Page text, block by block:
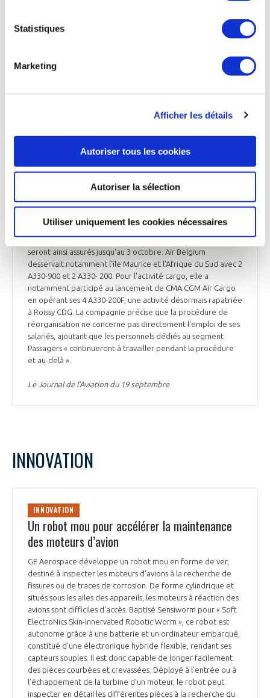
Statistiques
Marketing
Afficher les détails
Autoriser tous les cookies
Autoriser la sélection
Utiliser uniquement les cookies nécessaires
Air Belgium met fin à son activité de transport
souhaitant désormais se concentrer sur le cargo et l'ACMI
(Aircraft, Crew, Maintenance, Insurance). Air Belgium va ainsi
de transport de passagers commercialisés en propre. Air
Belgium explique avoir été particulièrement impactée par
en Ukraine, la flambée des prix des carburants ou encore
l'inflation. Ses vols de transport de passagers programmés
seront ainsi assurés jusqu'au 3 octobre. Air Belgium
desservait notamment l'île Maurice et l'Afrique du Sud avec 2
A330-900 et 2 A330- 200. Pour l'activité cargo, elle a
notamment participé au lancement de CMA CGM Air Cargo
en opérant ses 4 A330-200F, une activité désormais rapatriée
à Roissy CDG. La compagnie précise que la procédure de
réorganisation ne concerne pas directement l'emploi de ses
salariés, ajoutant que les personnels dédiés au segment
Passagers « continueront à travailler pendant la procédure
et au-delà ».
Le Journal de l’Aviation du 19 septembre
INNOVATION
INNOVATION
Un robot mou pour accélérer la maintenance
des moteurs d’avion
GE Aerospace développe un robot mou en forme de ver,
destiné à inspecter les moteurs d’avions à la recherche de
fissures ou de traces de corrosion. De forme cylindrique et
situés sous les ailes des appareils, les moteurs à réaction des
avions sont difficiles d'accès. Baptisé Sensiworm pour « Soft
ElectroNics Skin-Innervated Robotic Worm », ce robot est
autonome grâce à une batterie et un ordinateur embarqué,
constitué d’une électronique hybride flexible, rendant ses
capteurs souples. Il est donc capable de longer facilement
des pièces courbées et crevassées. Déployé à l’entrée ou à
l’échappement de la turbine d’un moteur, le robot peut
inspecter en détail les différentes pièces à la recherche du